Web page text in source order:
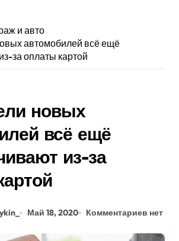
и авто
автомобилей всё ещё
за оплаты картой
новых
всё ещё
из-за
Май 18, 2020 Комментариев нет